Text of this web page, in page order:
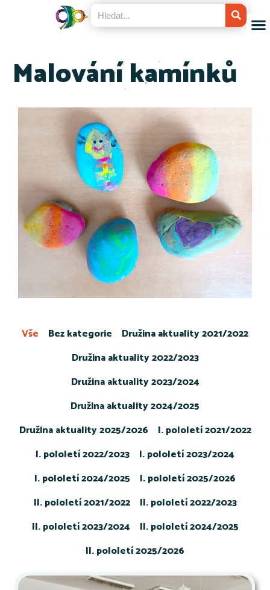
Malování kamínků
Bez kategorie
Družina aktuality 2021/2022
Družina aktuality 2022/2023
Družina aktuality 2023/2024
Družina aktuality 2024/2025
Družina aktuality 2025/2026
I. pololetí 2021/2022
I. pololetí 2022/2023
I. pololetí 2023/2024
I. pololetí 2024/2025
I. pololetí 2025/2026
II. pololetí 2021/2022
II. pololetí 2022/2023
II. pololetí 2023/2024
II. pololetí 2024/2025
II. pololetí 2025/2026
Vše